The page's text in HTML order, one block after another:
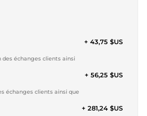
des échanges clients ainsi
+ 43,75 $US
échanges clients ainsi que
+ 56,25 $US
+ 281,24 $US